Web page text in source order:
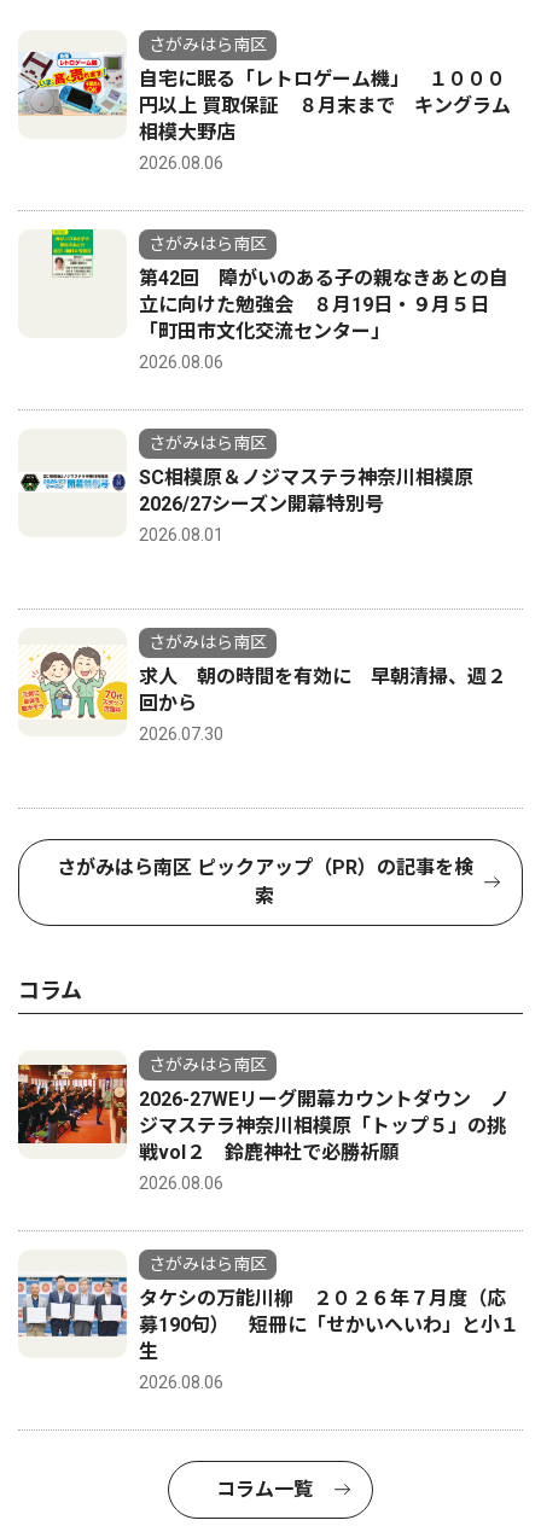
さがみはら南区
自宅に眠る「レトロゲーム機」 １０００
円以上 買取保証 ８月末まで キングラム
相模大野店
2026.08.06
さがみはら南区
第42回 障がいのある子の親なきあとの自
立に向けた勉強会 ８月19日・９月５日
「町田市文化交流センター」
2026.08.06
さがみはら南区
SC相模原＆ノジマステラ神奈川相模原
2026/27シーズン開幕特別号
2026.08.01
さがみはら南区
求人 朝の時間を有効に 早朝清掃、週２
回から
2026.07.30
さがみはら南区 ピックアップ（PR）の記事を検
索
コラム
さがみはら南区
2026-27WEリーグ開幕カウントダウン ノ
ジマステラ神奈川相模原「トップ５」の挑
戦vol２ 鈴鹿神社で必勝祈願
2026.08.06
さがみはら南区
タケシの万能川柳 ２０２６年７月度（応
募190句） 短冊に「せかいへいわ」と小１
生
2026.08.06
コラム一覧